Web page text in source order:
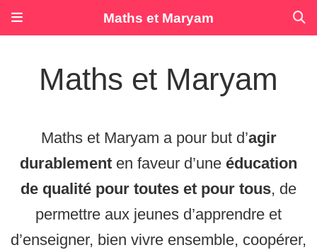
Maths et Maryam
Maths et Maryam
Maths et Maryam a pour but d’agir
durablement en faveur d’une éducation
de qualité pour toutes et pour tous, de
permettre aux jeunes d’apprendre et
d’enseigner, bien vivre ensemble, coopérer,